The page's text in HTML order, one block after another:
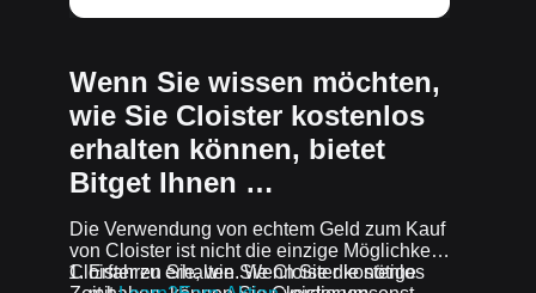
Wenn Sie wissen möchten,
wie Sie Cloister kostenlos
erhalten können, bietet
Bitget Ihnen …
Die Verwendung von echtem Geld zum Kauf
von Cloister ist nicht die einzige Möglichkeit,
Cloister zu erhalten. Wenn Sie die nötige
Erfahren Sie, wie Sie Cloister kostenlos